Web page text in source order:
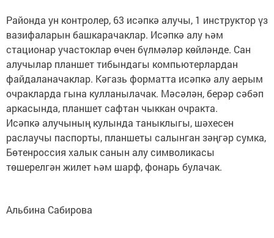
Районда ун контролер, 63 исәпкә алучы, 1 инструктор үз
вазифаларын башкарачаклар. Исәпкә алу һәм
стационар участоклар өчен бүлмәләр көйләнде. Сан
алучылар планшет тибындагы компьютерлардан
файдаланачаклар. Кәгазь форматта исәпкә алу аерым
очракларда гына кулланылачак. Мәсәлән, берәр сәбәп
аркасында, планшет сафтан чыккан очракта.
Исәпкә алучының кулында таныклыгы, шәхесен
раслаучы паспорты, планшеты салынган зәңгәр сумка,
Бөтенроссия халык санын алу символикасы
төшерелгән жилет һәм шарф, фонарь булачак.
Альбина Сабирова